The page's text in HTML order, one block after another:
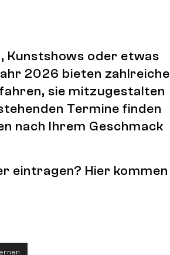
Kunstshows oder etwas
2026 bieten zahlreiche
sie mitzugestalten
Termine finden
nach Ihrem Geschmack
eintragen? Hier kommen